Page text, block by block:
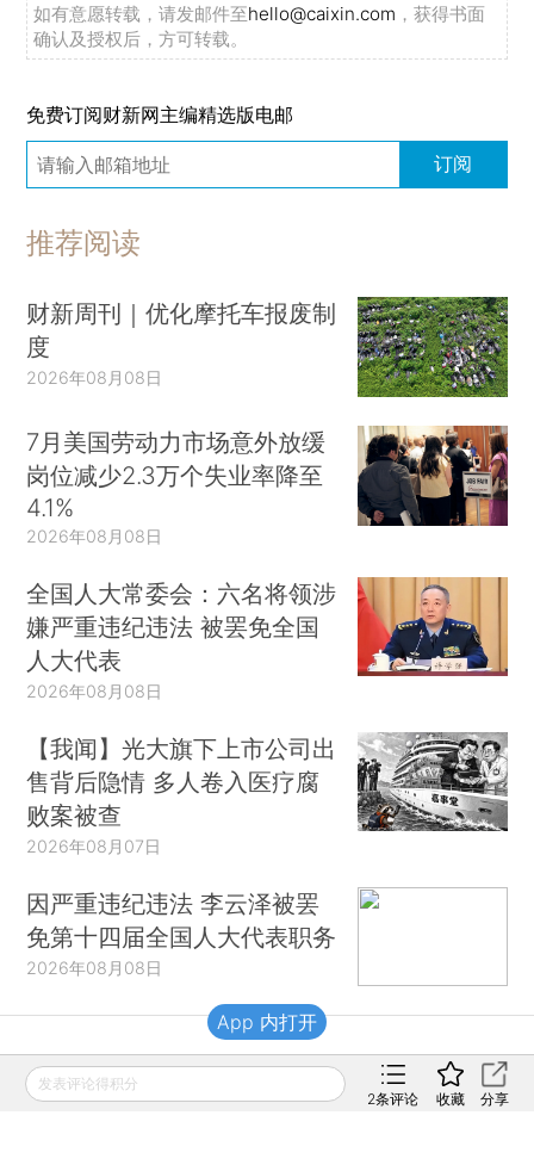
如有意愿转载，请发邮件至hello@caixin.com ，获得书面
确认及授权后，方可转载。
免费订阅财新网主编精选版电邮
订阅
推荐阅读
财新周刊｜优化摩托车报废制
度
2026年08月08日
7月美国劳动力市场意外放缓
岗位减少2.3万个失业率降至
4.1%
2026年08月08日
全国人大常委会：六名将领涉
嫌严重违纪违法 被罢免全国
人大代表
2026年08月08日
【我闻】光大旗下上市公司出
售背后隐情 多人卷入医疗腐
败案被查
2026年08月07日
因严重违纪违法 李云泽被罢
免第十四届全国人大代表职务
2026年08月08日
财新移动
发表评论得积分
2条评论 收藏 分享
App 内打开